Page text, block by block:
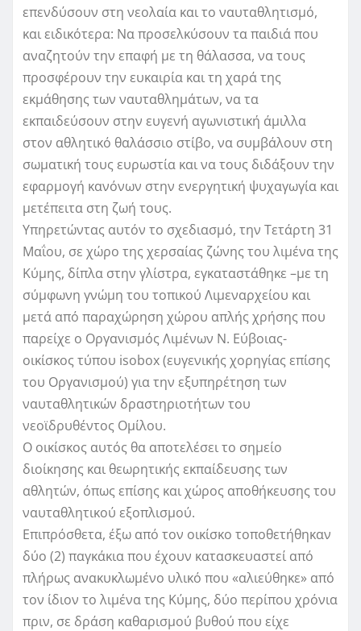
επενδύσουν στη νεολαία και το ναυταθλητισμό,
και ειδικότερα: Να προσελκύσουν τα παιδιά που
αναζητούν την επαφή με τη θάλασσα, να τους
προσφέρουν την ευκαιρία και τη χαρά της
εκμάθησης των ναυταθλημάτων, να τα
εκπαιδεύσουν στην ευγενή αγωνιστική άμιλλα
στον αθλητικό θαλάσσιο στίβο, να συμβάλουν στη
σωματική τους ευρωστία και να τους διδάξουν την
εφαρμογή κανόνων στην ενεργητική ψυχαγωγία και
μετέπειτα στη ζωή τους.
Υπηρετώντας αυτόν το σχεδιασμό, την Τετάρτη 31
Μαΐου, σε χώρο της χερσαίας ζώνης του λιμένα της
Κύμης, δίπλα στην γλίστρα, εγκαταστάθηκε –με τη
σύμφωνη γνώμη του τοπικού Λιμεναρχείου και
μετά από παραχώρηση χώρου απλής χρήσης που
παρείχε ο Οργανισμός Λιμένων Ν. Εύβοιας-
οικίσκος τύπου isobox (ευγενικής χορηγίας επίσης
του Οργανισμού) για την εξυπηρέτηση των
ναυταθλητικών δραστηριοτήτων του
νεοϊδρυθέντος Ομίλου.
Ο οικίσκος αυτός θα αποτελέσει το σημείο
διοίκησης και θεωρητικής εκπαίδευσης των
αθλητών, όπως επίσης και χώρος αποθήκευσης του
ναυταθλητικού εξοπλισμού.
Επιπρόσθετα, έξω από τον οικίσκο τοποθετήθηκαν
δύο (2) παγκάκια που έχουν κατασκευαστεί από
πλήρως ανακυκλωμένο υλικό που «αλιεύθηκε» από
τον ίδιον το λιμένα της Κύμης, δύο περίπου χρόνια
πριν, σε δράση καθαρισμού βυθού που είχε